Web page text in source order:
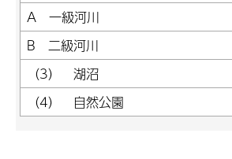
A 一級河川
B 二級河川
（3） 湖沼
（4） 自然公園